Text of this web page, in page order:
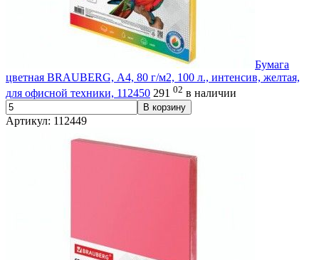
Бумага
цветная BRAUBERG, А4, 80 г/м2, 100 л., интенсив, желтая,
для офисной техники, 112450 291 02 в наличии
В корзину
Артикул: 112449